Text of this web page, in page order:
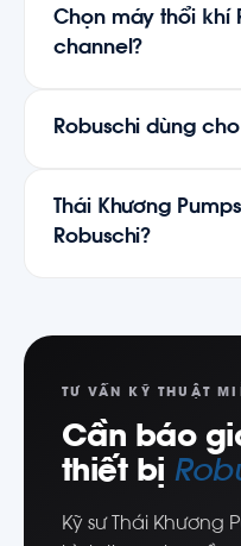
Chọn máy thổi khí
channel?
Robuschi dùng
Thái Khương
Robuschi?
TƯ VẤN KỸ THUẬT
Cần báo
thiết bị
Kỹ sư Thái Khương